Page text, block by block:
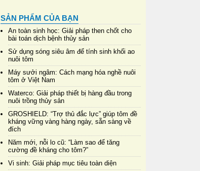
SẢN PHẨM CỦA BẠN
An toàn sinh học: Giải pháp then chốt cho
bài toán dịch bệnh thủy sản
Sử dụng sóng siêu âm để tính sinh khối ao
nuôi tôm
Máy sưởi ngâm: Cách mạng hóa nghề nuôi
tôm ở Việt Nam
Waterco: Giải pháp thiết bị hàng đầu trong
nuôi trồng thủy sản
GROSHIELD: “Trợ thủ đắc lực” giúp tôm đề
kháng vững vàng hàng ngày, sẵn sàng về
đích
Năm mới, nỗi lo cũ: “Làm sao để tăng
cường đề kháng cho tôm?”
Vi sinh: Giải pháp mục tiêu toàn diện